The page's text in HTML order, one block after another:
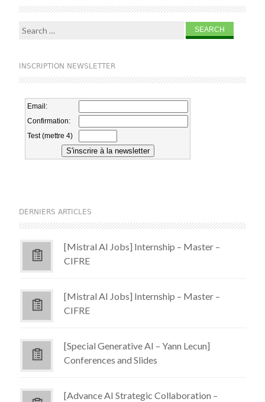
Search for:
INSCRIPTION NEWSLETTER
DERNIERS ARTICLES
[Mistral AI Jobs] Internship – Master –
CIFRE
[Mistral AI Jobs] Internship – Master –
CIFRE
[Special Generative AI – Yann Lecun]
Conferences and Slides
[Advance AI Strategic Collaboration –